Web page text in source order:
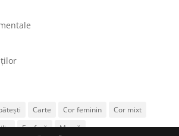
Carte Cor feminin
Cor mixt
Fanfară Mamă